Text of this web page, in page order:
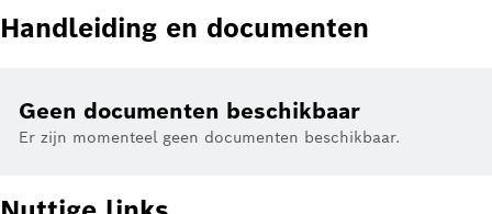
Handleiding en documenten
Geen documenten beschikbaar
Er zijn momenteel geen documenten beschikbaar.